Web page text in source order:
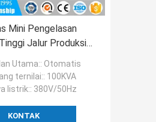
Mini Pengelasan
Jalur Produksi
Silinder Gas
Utama:: Otomatis
ternilai:: 100KVA
listrik:: 380V/50Hz
KONTAK